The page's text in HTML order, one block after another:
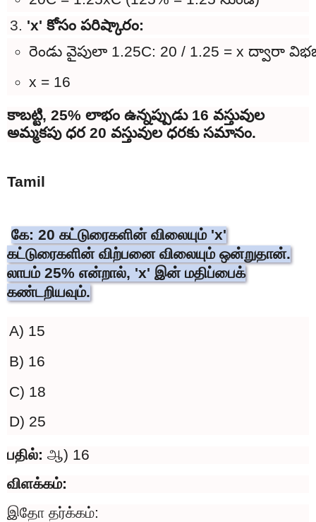
'x' కోసం పరిష్కారం:
రెండు వైపులా 1.25C: 20 / 1.25 = x ద్వారా
x = 16
కాబట్టి, 25% లాభం ఉన్నప్పుడు 16 వస్తువుల
అమ్మకపు ధర 20 వస్తువుల ధరకు సమానం.
Tamil
கே: 20 கட்டுரைகளின் விலையும் 'x'
கட்டுரைகளின் விற்பனை விலையும் ஒன்றுதான்.
லாபம் 25% என்றால், 'x' இன் மதிப்பைக்
கண்டறியவும்.
A) 15
B) 16
C) 18
D) 25
பதில்: ஆ) 16
விளக்கம்:
இதோ தர்க்கம்: